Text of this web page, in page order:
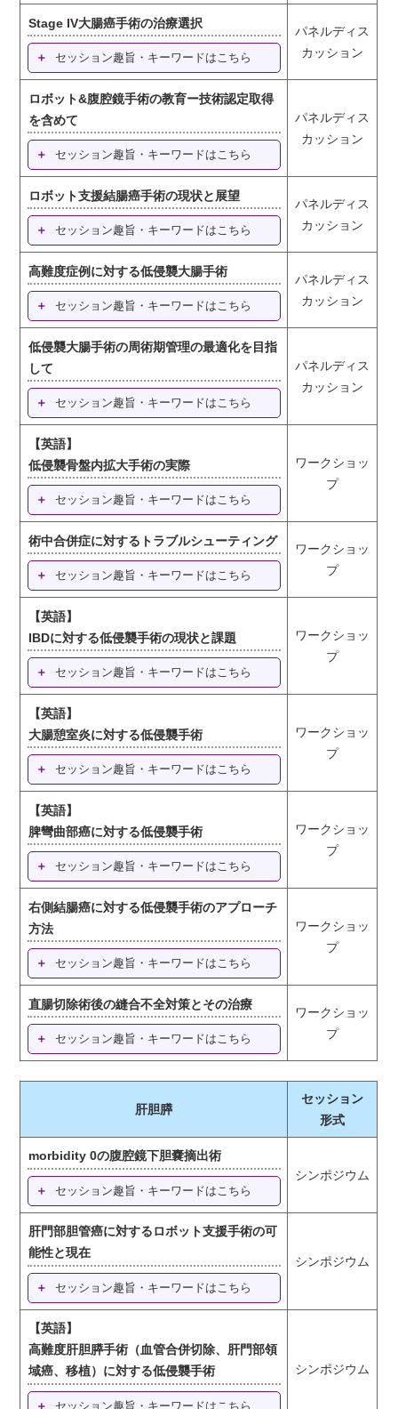
Stage IV大腸癌手術の治療選択
セッション趣旨・キーワードはこちら
パネルディス
カッション
ロボット&腹腔鏡手術の教育ー技術認定取得
を含めて
セッション趣旨・キーワードはこちら
パネルディス
カッション
ロボット支援結腸癌手術の現状と展望
セッション趣旨・キーワードはこちら
パネルディス
カッション
高難度症例に対する低侵襲大腸手術
セッション趣旨・キーワードはこちら
パネルディス
カッション
低侵襲大腸手術の周術期管理の最適化を目指
して
セッション趣旨・キーワードはこちら
パネルディス
カッション
【英語】
低侵襲骨盤内拡大手術の実際
セッション趣旨・キーワードはこちら
ワークショッ
プ
術中合併症に対するトラブルシューティング
セッション趣旨・キーワードはこちら
ワークショッ
プ
【英語】
IBDに対する低侵襲手術の現状と課題
セッション趣旨・キーワードはこちら
ワークショッ
プ
【英語】
大腸憩室炎に対する低侵襲手術
セッション趣旨・キーワードはこちら
ワークショッ
プ
【英語】
脾彎曲部癌に対する低侵襲手術
セッション趣旨・キーワードはこちら
ワークショッ
プ
右側結腸癌に対する低侵襲手術のアプローチ
方法
セッション趣旨・キーワードはこちら
ワークショッ
プ
直腸切除術後の縫合不全対策とその治療
セッション趣旨・キーワードはこちら
ワークショッ
プ
肝胆膵
セッション
形式
morbidity 0の腹腔鏡下胆嚢摘出術
セッション趣旨・キーワードはこちら
シンポジウム
肝門部胆管癌に対するロボット支援手術の可
能性と現在
セッション趣旨・キーワードはこちら
シンポジウム
【英語】
高難度肝胆膵手術（血管合併切除、肝門部領
域癌、移植）に対する低侵襲手術
セッション趣旨・キーワードはこちら
シンポジウム